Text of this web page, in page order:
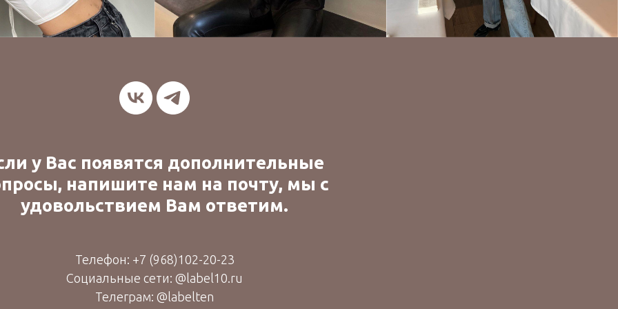
у Вас появятся дополнительные
напишите нам на почту, мы с
удовольствием Вам ответим.
Телефон: +7 (968)102-20-23
Социальные сети: @label10.ru
Телеграм: @labelten